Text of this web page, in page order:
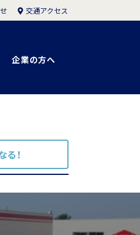
企業の方へ
交通アクセス
る！